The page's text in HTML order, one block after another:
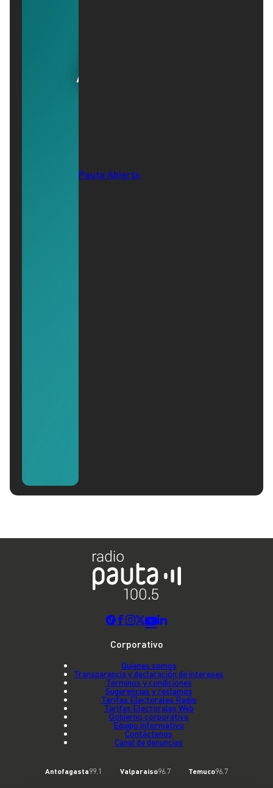
Pauta Abierta
Corporativo
Quienes somos
Transparencia y declaración de intereses
Términos y condiciones
Sugerencias y reclamos
Tarifas Electorales Radio
Tarifas Electorales Web
Gobierno corporativo
Equipo informativo
Contáctenos
Canal de denuncias
Antofagasta99.1 Valparaíso96.7 Temuco96.7